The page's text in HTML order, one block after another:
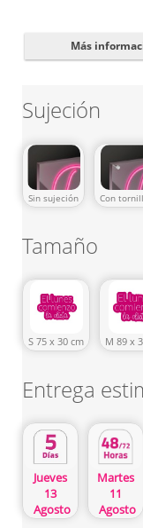
Más
Sujeción
Sin sujeción Con
Tamaño
S 75 x 30 cm M 89 x
Entrega
Jueves
13
Agosto
Martes
11
Agosto